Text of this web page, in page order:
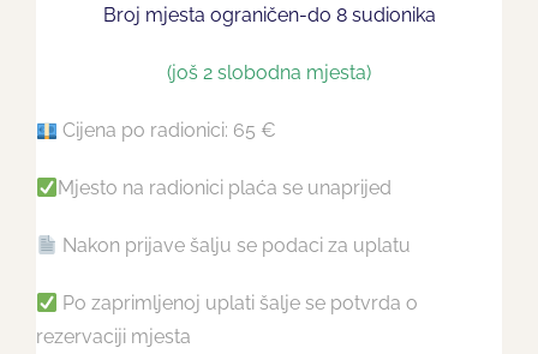
Broj mjesta ograničen-do 8 sudionika
(još 2 slobodna mjesta)
Cijena po radionici: 65 €
Mjesto na radionici plaća se unaprijed
Nakon prijave šalju se podaci za uplatu
Po zaprimljenoj uplati šalje se potvrda o
rezervaciji mjesta